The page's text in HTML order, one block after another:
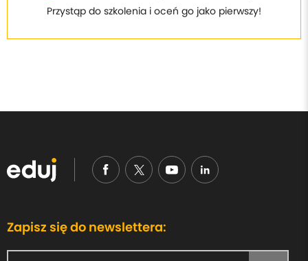
Przystąp do szkolenia i oceń go jako pierwszy!
Zapisz się do newslettera: